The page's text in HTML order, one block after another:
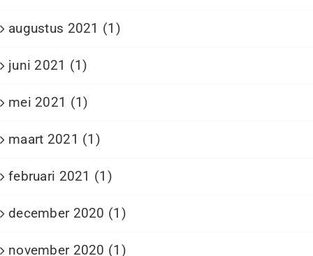
augustus 2021 (1)
juni 2021 (1)
mei 2021 (1)
maart 2021 (1)
februari 2021 (1)
december 2020 (1)
november 2020 (1)